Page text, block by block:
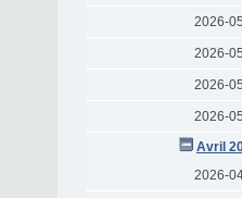
2026-
2026-
2026-
2026-
Avril
2026-